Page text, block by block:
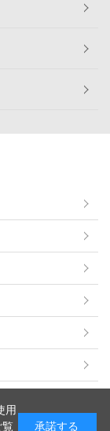
用
覧 承諾する